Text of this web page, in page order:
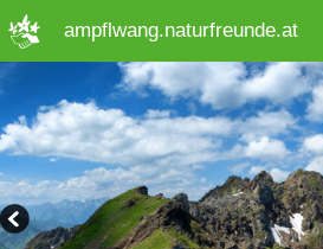
ampflwang.naturfreunde.at